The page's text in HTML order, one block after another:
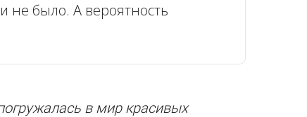
не было. А вероятность
в мир красивых